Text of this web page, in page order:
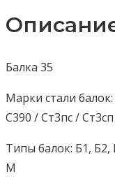
Балка 35
Марки стали
С390 / Ст3пс / Ст3сп
Типы балок: Б1,
М